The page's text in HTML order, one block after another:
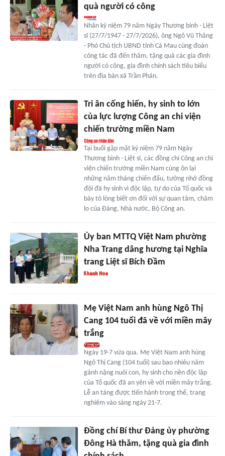
quà người có công
Nhân kỷ niệm 79 năm Ngày Thương binh - Liệt
sĩ (27/7/1947 - 27/7/2026), ông Ngô Vũ Thăng
- Phó Chủ tịch UBND tỉnh Cà Mau cùng đoàn
công tác đã đến thăm, tặng quà các gia đình
người có công, gia đình chính sách tiêu biểu
trên địa bàn xã Trần Phán.
Tri ân cống hiến, hy sinh to lớn
của lực lượng Công an chi viện
chiến trường miền Nam
Tại buổi gặp mặt kỷ niệm 79 năm Ngày
Thương binh - Liệt sĩ, các đồng chí Công an chi
viện chiến trường miền Nam cùng ôn lại
những năm tháng chiến đấu, tưởng nhớ đồng
đội đã hy sinh vì độc lập, tự do của Tổ quốc và
bày tỏ lòng biết ơn đối với sự quan tâm, chăm
lo của Đảng, Nhà nước, Bộ Công an.
Ủy ban MTTQ Việt Nam phường
Nha Trang dâng hương tại Nghĩa
trang Liệt sĩ Bích Đầm
Mẹ Việt Nam anh hùng Ngô Thị
Cang 104 tuổi đã về với miền mây
trắng
Ngày 19-7 vừa qua. Mẹ Việt Nam anh hùng
Ngô Thị Cang (104 tuổi) sau bao nhiêu năm
gánh nặng nuôi con, hy sinh cho nền độc lập
của Tổ quốc đã an yên về với miền mây trắng.
Lễ an táng được tiến hành trọng thể, trang
nghiêm vào sáng ngày 21-7.
Đồng chí Bí thư Đảng ủy phường
Đông Hà thăm, tặng quà gia đình